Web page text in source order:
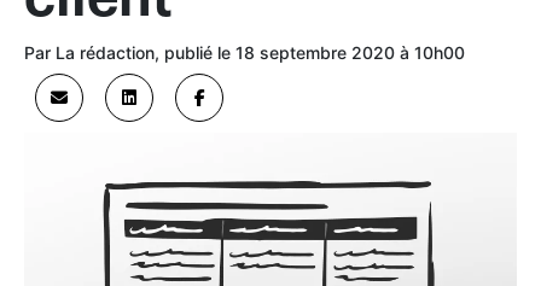
Par La rédaction, publié le 18 septembre 2020 à 10h00